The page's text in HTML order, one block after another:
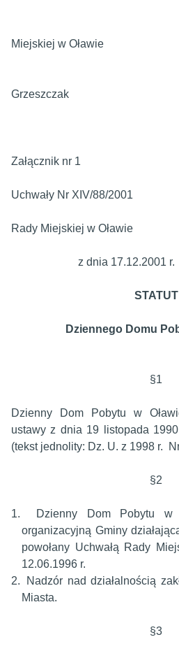
Miejskiej w Oławie
Grzeszczak
Załącznik nr 1
Uchwały Nr XIV/88/2001
Rady Miejskiej w Oławie
z dnia 17.12.2001 r.
STATUT
Dziennego Domu
§1
Dzienny Dom Pobytu w
ustawy z dnia 19 listopada
(tekst jednolity: Dz. U. z 1998 r.
§2
1.
Dzienny Dom Pobytu w
organizacyjną Gminy
powołany Uchwałą Rady
12.06.1996 r.
2.
Nadzór nad działalnością
Miasta.
§3